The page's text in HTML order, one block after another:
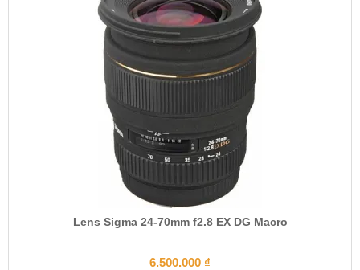
Lens Sigma 24-70mm f2.8 EX DG Macro
6.500.000 ₫